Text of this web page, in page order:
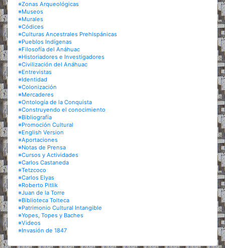
※Zonas Arqueológicas
※Museos
※Murales
※Códices
※Culturas Ancestrales Prehispánicas
※Pueblos Indígenas
※Filosofía del Anáhuac
※Historiadores e Investigadores
※Civilización del Anáhuac
※Entrevistas
※Identidad
※Colonización
※Mercaderes
※Ontología de la Conquista
※Construyendo el conocimiento
※Bibliografía
※Promoción Cultural
※English Version
※Aportaciones
※Notas de Prensa
※Cursos y Actividades
※Carlos Castaneda
※Tetzcoco
※Carlos Elyas
※Roberto Pitlik
※Juan de la Torre
※Biblioteca Tolteca
※Patrimonio Cultural Intangible
※Yopes, Topes y Baches
※Videos
※Invasión de 1847